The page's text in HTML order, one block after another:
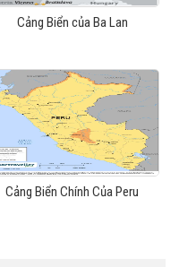
Cảng Biển của Ba Lan
Cảng Biển Chính Của Peru